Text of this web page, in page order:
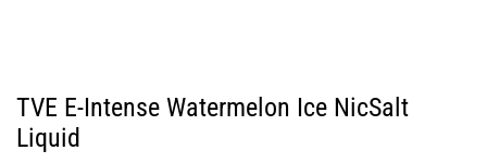
TVE E-Intense Watermelon Ice NicSalt
Liquid